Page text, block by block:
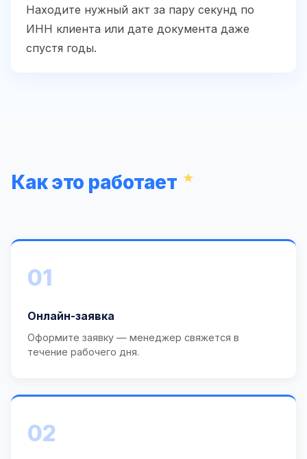
Находите нужный акт за пару секунд по
ИНН клиента или дате документа даже
спустя годы.
Как это работает
01
Онлайн-заявка
Оформите заявку — менеджер свяжется в
течение рабочего дня.
02